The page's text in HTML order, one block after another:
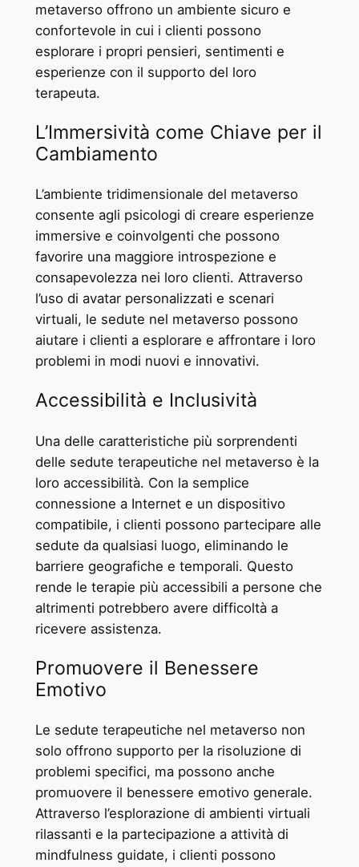
metaverso offrono un ambiente sicuro e
confortevole in cui i clienti possono
esplorare i propri pensieri, sentimenti e
esperienze con il supporto del loro
terapeuta.
L’Immersività come Chiave per il
Cambiamento
L’ambiente tridimensionale del metaverso
consente agli psicologi di creare esperienze
immersive e coinvolgenti che possono
favorire una maggiore introspezione e
consapevolezza nei loro clienti. Attraverso
l’uso di avatar personalizzati e scenari
virtuali, le sedute nel metaverso possono
aiutare i clienti a esplorare e affrontare i loro
problemi in modi nuovi e innovativi.
Accessibilità e Inclusività
Una delle caratteristiche più sorprendenti
delle sedute terapeutiche nel metaverso è la
loro accessibilità. Con la semplice
connessione a Internet e un dispositivo
compatibile, i clienti possono partecipare alle
sedute da qualsiasi luogo, eliminando le
barriere geografiche e temporali. Questo
rende le terapie più accessibili a persone che
altrimenti potrebbero avere difficoltà a
ricevere assistenza.
Promuovere il Benessere
Emotivo
Le sedute terapeutiche nel metaverso non
solo offrono supporto per la risoluzione di
problemi specifici, ma possono anche
promuovere il benessere emotivo generale.
Attraverso l’esplorazione di ambienti virtuali
rilassanti e la partecipazione a attività di
mindfulness guidate, i clienti possono